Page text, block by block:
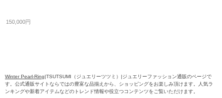
150,000円
Winter Pearl-Ring|TSUTSUMI（ジュエリーツツミ）|ジュエリーファッション通販のページで
す。公式通販サイトならではの豊富な品揃えから、ショッピングをお楽しみ頂けます。人気ラ
ンキングや新着アイテムなどのトレンド情報や役立つコンテンツをご覧いただけます。